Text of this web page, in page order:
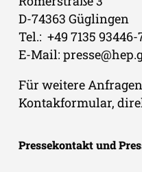
D-74363 Güglingen
Tel.: +49 7135 93446-
E-Mail:
Für weitere
Kontakformular,
Pressekontakt und